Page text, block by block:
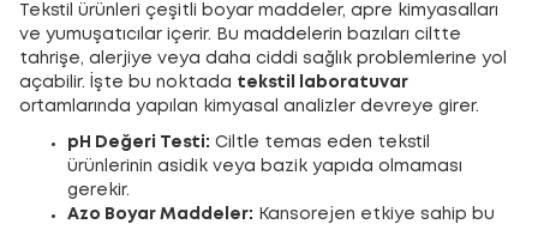
Tekstil ürünleri çeşitli boyar maddeler, apre kimyasalları
ve yumuşatıcılar içerir. Bu maddelerin bazıları ciltte
tahrişe, alerjiye veya daha ciddi sağlık problemlerine yol
açabilir. İşte bu noktada tekstil laboratuvar
ortamlarında yapılan kimyasal analizler devreye girer.
pH Değeri Testi: Ciltle temas eden tekstil
ürünlerinin asidik veya bazik yapıda olmaması
gerekir.
Azo Boyar Maddeler: Kansorejen etkiye sahip bu